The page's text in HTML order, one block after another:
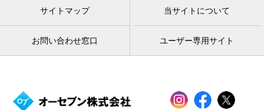
サイトマップ 当サイトについて
お問い合わせ窓口 ユーザー専用サイト